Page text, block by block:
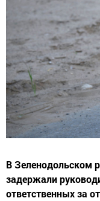
В Зеленодольском
задержали
ответственных за